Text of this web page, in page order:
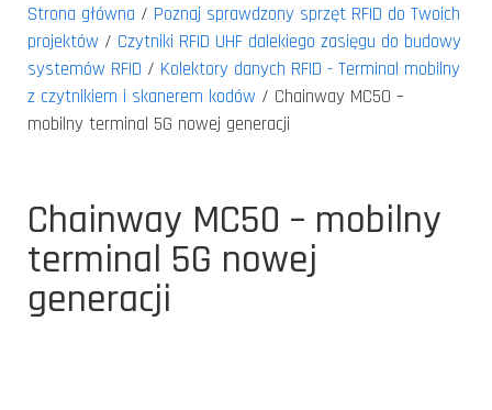
Strona główna / Poznaj sprawdzony sprzęt RFID do Twoich
projektów / Czytniki RFID UHF dalekiego zasięgu do budowy
systemów RFID / Kolektory danych RFID - Terminal mobilny
z czytnikiem i skanerem kodów / Chainway MC50 –
mobilny terminal 5G nowej generacji
Chainway MC50 – mobilny
terminal 5G nowej
generacji